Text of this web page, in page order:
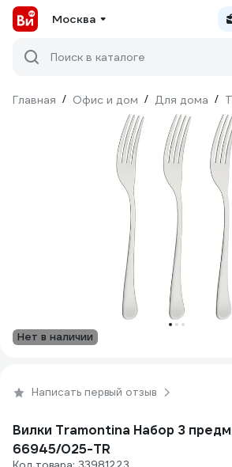
Москва
Поиск в каталоге
Главная / Офис и дом / Для дома /
Нет в наличии
Написать первый отзыв
Вилки Tramontina Набор 3
66945/025-TR